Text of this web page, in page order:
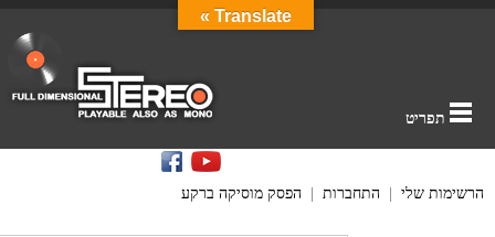
תפריט
הרשימות שלי התחברות הפסק מוסיקה ברקע
Translate »